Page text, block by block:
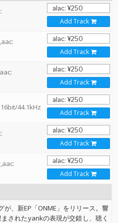
Add Track
Add Track
Add Track
44.1kHz
Add Track
Add Track
Add Track
、新EP「ONME」をリリース。響
されたyankの表現が交錯し、聴く